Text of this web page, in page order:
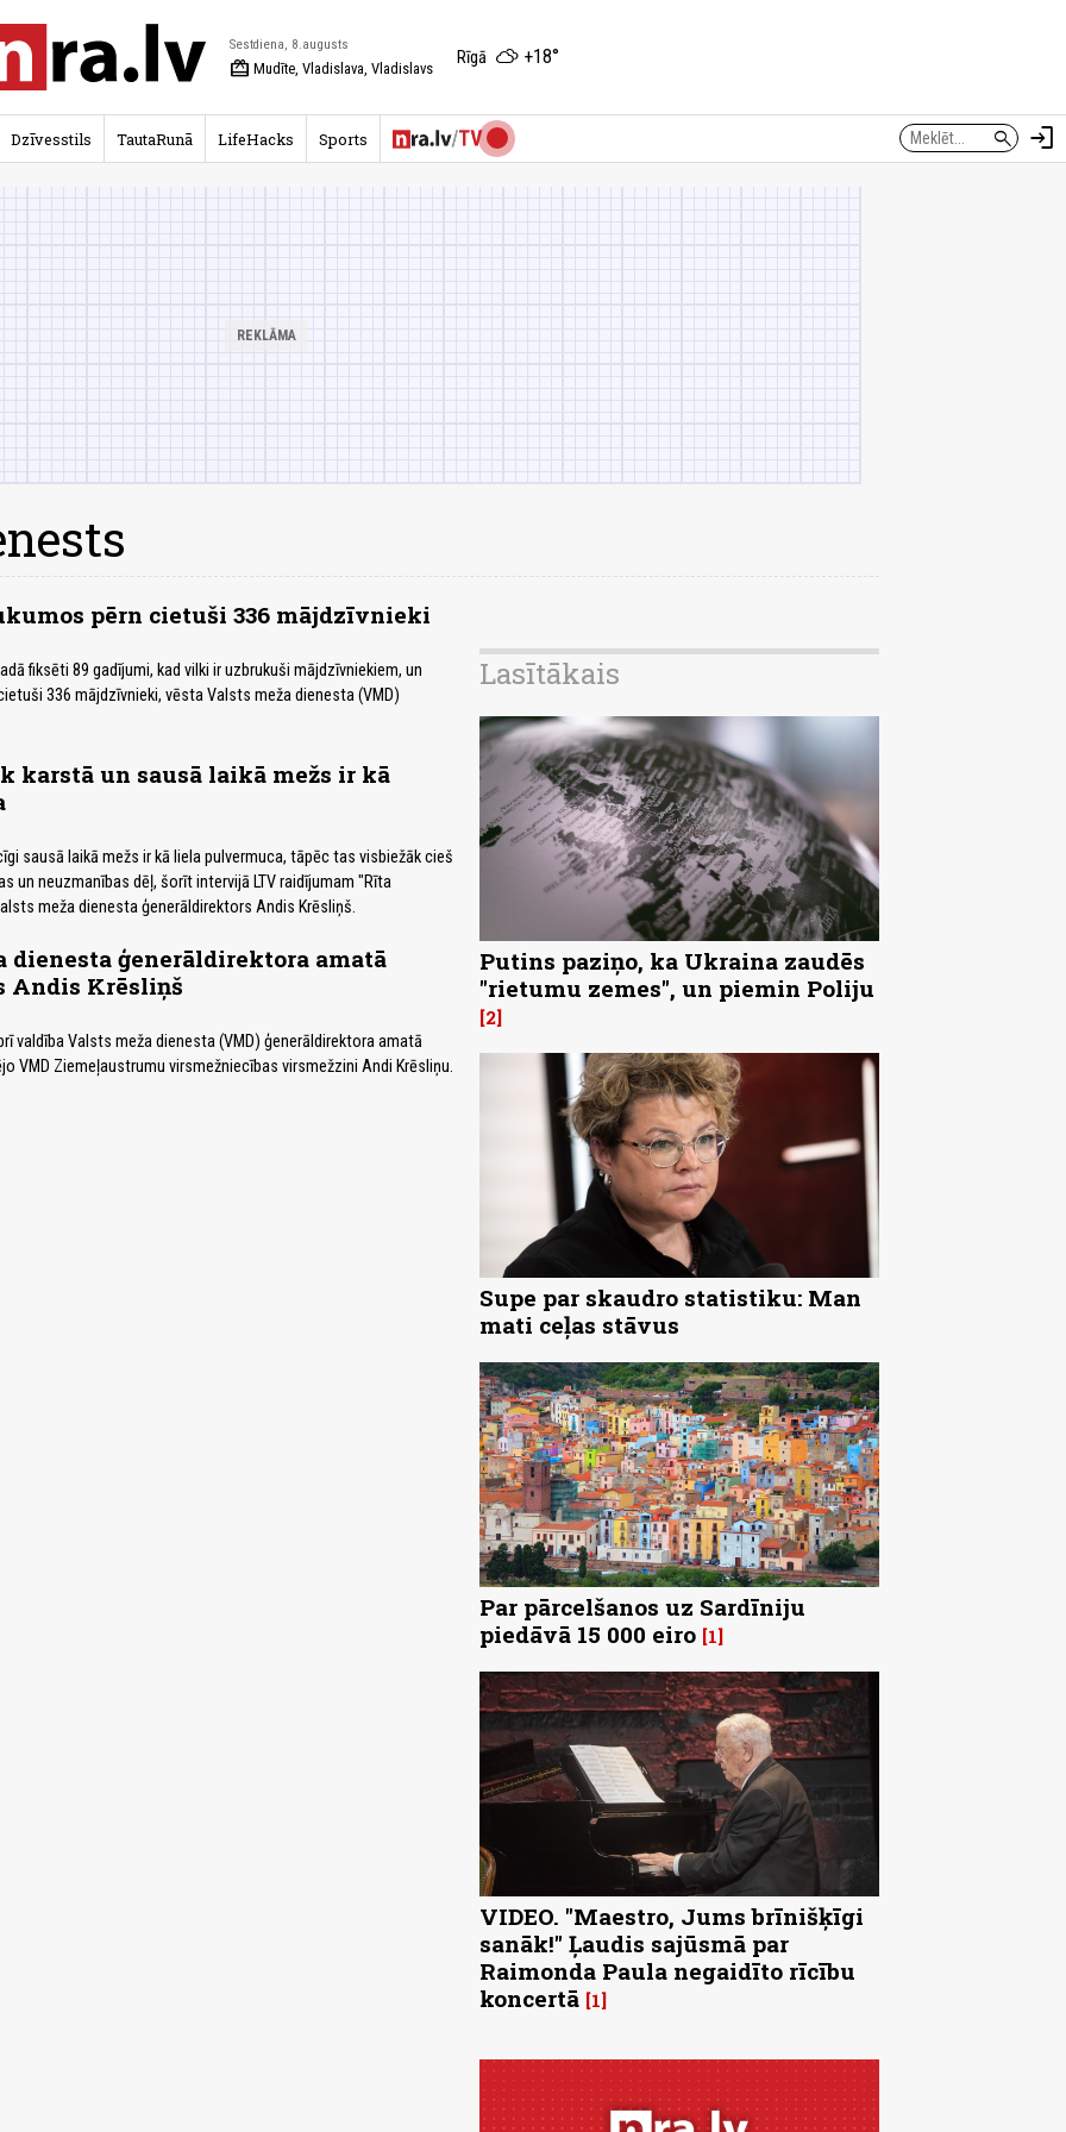
Sestdiena, 8.augusts
redeem Mudīte, Vladislava, Vladislavs
Rīgā +18°
search login
Dzīvesstils TautaRunā LifeHacks Sports
pērn cietuši 336 mājdzīvnieki
fiksēti 89 gadījumi, kad vilki ir uzbrukuši mājdzīvniekiem, un
336 mājdzīvnieki, vēsta Valsts meža dienesta (VMD)
karstā un sausā laikā mežs ir kā
sausā laikā mežs ir kā liela pulvermuca, tāpēc tas visbiežāk cieš
un neuzmanības dēļ, šorīt intervijā LTV raidījumam "Rīta
meža dienesta ģenerāldirektors Andis Krēsliņš.
dienesta ģenerāldirektora amatā
Andis Krēsliņš
valdība Valsts meža dienesta (VMD) ģenerāldirektora amatā
VMD Ziemeļaustrumu virsmežniecības virsmežzini Andi Krēsliņu.
Lasītākais
Putins paziņo, ka Ukraina zaudēs
"rietumu zemes", un piemin Poliju
2
Supe par skaudro statistiku: Man
mati ceļas stāvus
Par pārcelšanos uz Sardīniju
piedāvā 15 000 eiro 1
VIDEO. "Maestro, Jums brīnišķīgi
sanāk!" Ļaudis sajūsmā par
Raimonda Paula negaidīto rīcību
koncertā 1